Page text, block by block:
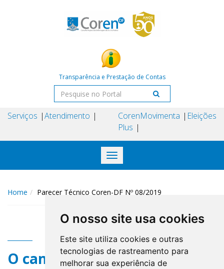
O nosso site usa cookies
Este site utiliza cookies e outras
tecnologias de rastreamento para
melhorar sua experiência de
Transparência e Prestação de Contas
Serviços Atendimento
Coren
Plus
Movimenta Eleições
Toggle
navigation
Home Parecer Técnico Coren-DF Nº 08/2019
O campo title não existe.